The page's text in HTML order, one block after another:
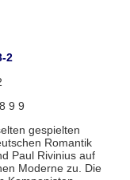
2
8 9 9
gespielten
Romantik
Paul Rivinius auf
Moderne zu. Die